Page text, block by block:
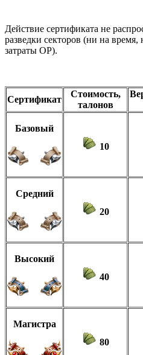
Действие сертификата не
разведки секторов (ни на время,
затраты ОР).
Сертификат
Стоимость,
талонов
Базовый
10
Средний
20
Высокий
40
Магистра
80